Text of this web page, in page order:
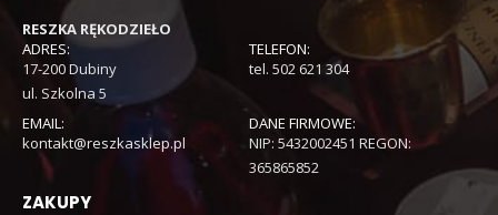
RESZKA RĘKODZIEŁO
ADRES:
17-200 Dubiny
ul. Szkolna 5
TELEFON:
tel. 502 621 304
EMAIL:
kontakt@reszkasklep.pl
DANE FIRMOWE:
NIP: 5432002451 REGON:
365865852
ZAKUPY